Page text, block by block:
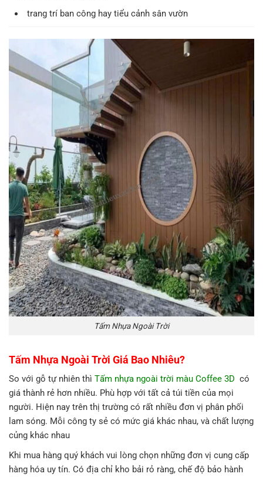
trang trí ban công hay tiểu cảnh sân vườn
Tấm Nhựa Ngoài Trời
Tấm Nhựa Ngoài Trời Giá Bao Nhiêu?
So với gỗ tự nhiên thì Tấm nhựa ngoài trời màu Coffee 3D có
giá thành rẻ hơn nhiều. Phù hợp với tất cả túi tiền của mọi
người. Hiện nay trên thị trường có rất nhiều đơn vị phân phối
lam sóng. Mỗi công ty sẻ có mức giá khác nhau, và chất lượng
củng khác nhau
Khi mua hàng quý khách vui lòng chọn những đơn vị cung cấp
hàng hóa uy tín. Có địa chỉ kho bải rỏ ràng, chế độ bảo hành